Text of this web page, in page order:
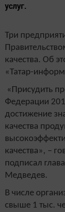
услуг.
Три
качества. Об
«Татар-
«Присудить
Федерации
достижение
качества
качества», –
подписал
Медведев.
В числе
свыше 1 тыс.